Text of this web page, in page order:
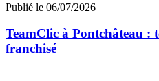
Publié le 06/07/2026
TeamClic à Pontchâteau :
franchisé